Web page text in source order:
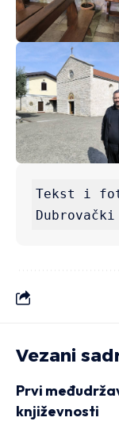
Tekst i
Vezani
Prvi
književnosti